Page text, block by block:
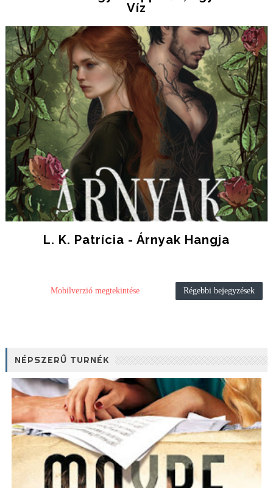
Víz
L. K. Patrícia - Árnyak ​hangja
Régebbi bejegyzések
Mobilverzió megtekintése
NÉPSZERŰ TURNÉK